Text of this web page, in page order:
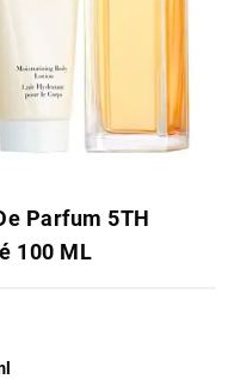
Parfum 5TH
100 ML